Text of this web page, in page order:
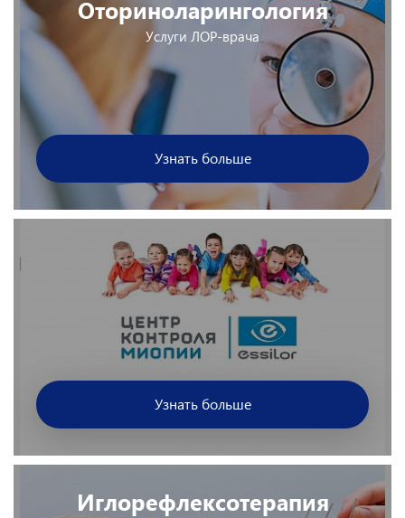
Оториноларингология
Услуги ЛОР-врача
Узнать больше
Узнать больше
Иглорефлексотерапия